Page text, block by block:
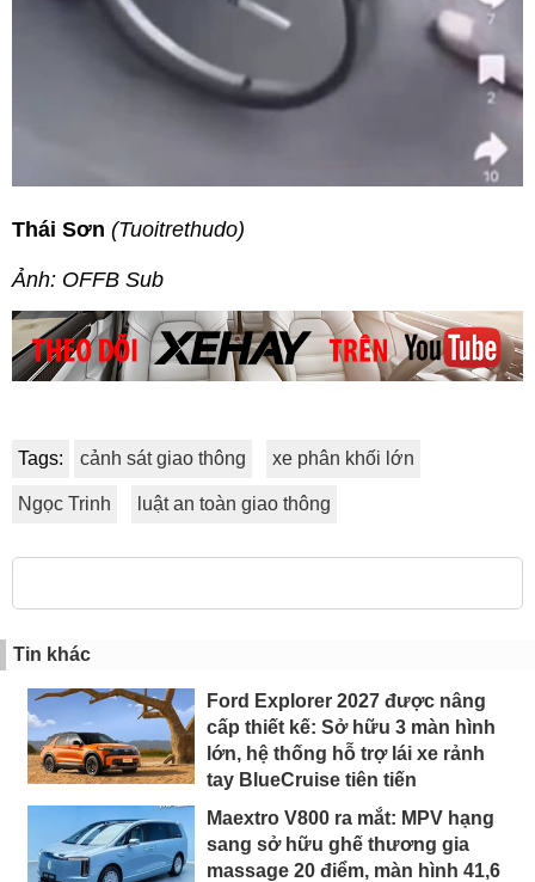
Thái Sơn (Tuoitrethudo)
Ảnh: OFFB Sub
Tags: cảnh sát giao thông xe phân khối lớn
Ngọc Trinh luật an toàn giao thông
Tin khác
Ford Explorer 2027 được nâng
cấp thiết kế: Sở hữu 3 màn hình
lớn, hệ thống hỗ trợ lái xe rảnh
tay BlueCruise tiên tiến
Maextro V800 ra mắt: MPV hạng
sang sở hữu ghế thương gia
massage 20 điểm, màn hình 41,6